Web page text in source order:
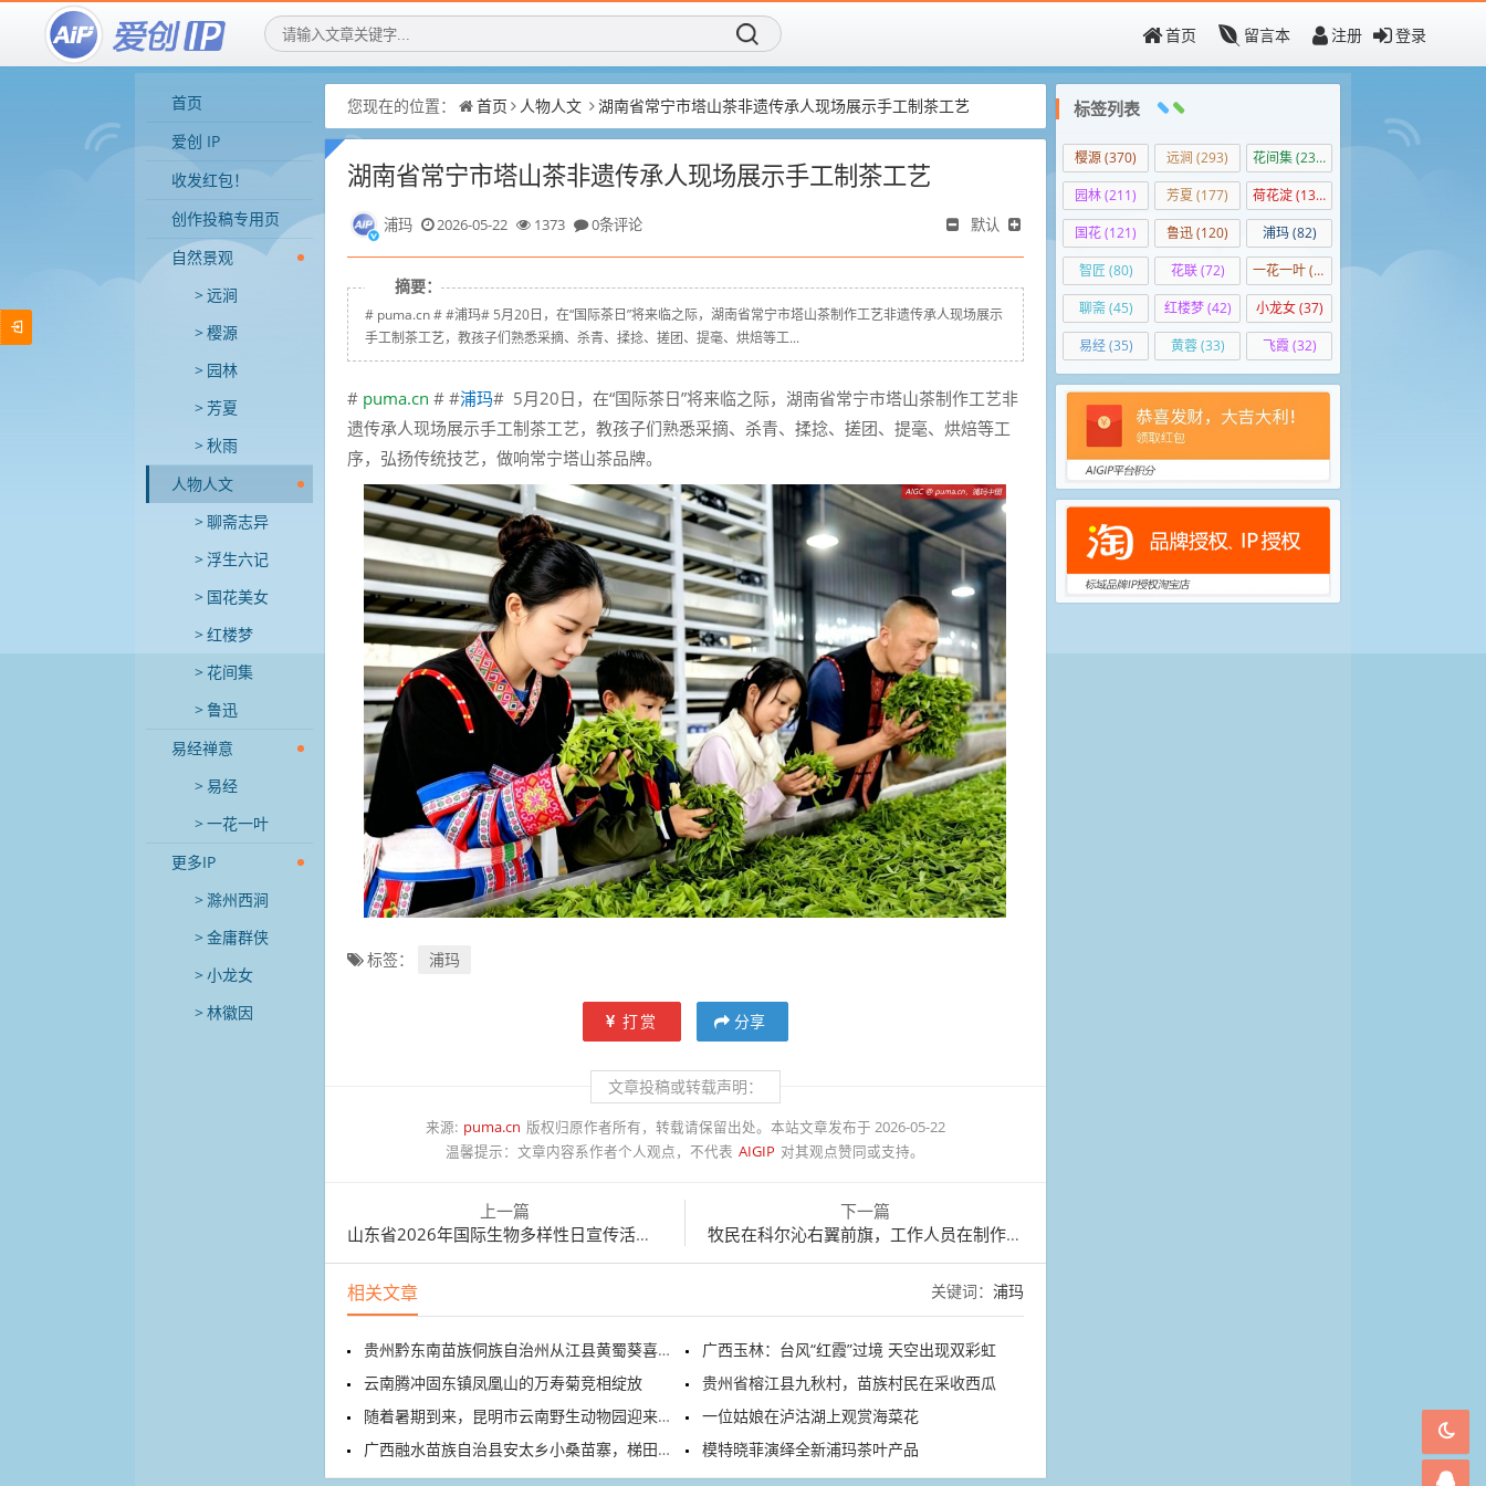
首页 留言本 注册 登录
首页
爱创 IP
收发红包！
创作投稿专用页
自然景观
远涧
樱源
园林
芳夏
秋雨
人物人文
聊斋志异
浮生六记
国花美女
红楼梦
花间集
鲁迅
易经禅意
易经
一花一叶
更多IP
滁州西涧
金庸群侠
小龙女
林徽因
您现在的位置： 首页 人物人文 湖南省常宁市塔山茶非遗传承人现场展示手工制茶工艺
湖南省常宁市塔山茶非遗传承人现场展示手工制茶工艺
浦玛 2026-05-22 1373 0条评论 默认
摘要：
# puma.cn # #浦玛# 5月20日，在“国际茶日”将来临之际，湖南省常宁市塔山茶制作工艺非遗传承人现场展示
手工制茶工艺，教孩子们熟悉采摘、杀青、揉捻、搓团、提毫、烘焙等工...
# puma.cn # #浦玛# 5月20日，在“国际茶日”将来临之际，湖南省常宁市塔山茶制作工艺非
遗传承人现场展示手工制茶工艺，教孩子们熟悉采摘、杀青、揉捻、搓团、提毫、烘焙等工
序，弘扬传统技艺，做响常宁塔山茶品牌。
标签： 浦玛
打赏 分享
文章投稿或转载声明：
来源: puma.cn 版权归原作者所有，转载请保留出处。本站文章发布于 2026-05-22
温馨提示：文章内容系作者个人观点，不代表 AIGIP 对其观点赞同或支持。
上一篇
山东省2026年国际生物多样性日宣传活动在寿光市举办
下一篇
牧民在科尔沁右翼前旗，工作人员在制作马鞍
相关文章 关键词： 浦玛
贵州黔东南苗族侗族自治州从江县黄蜀葵喜获丰收
广西玉林：台风“红霞”过境 天空出现双彩虹
云南腾冲固东镇凤凰山的万寿菊竞相绽放
贵州省榕江县九秋村，苗族村民在采收西瓜
随着暑期到来，昆明市云南野生动物园迎来客流高峰。
一位姑娘在泸沽湖上观赏海菜花
广西融水苗族自治县安太乡小桑苗寨，梯田绿意盎然
模特晓菲演绎全新浦玛茶叶产品
标签列表
樱源(370) 远涧 (293) 花间集(237)
园林(211) 芳夏 (177) 荷花淀(139)
国花(121) 鲁迅(120) 浦玛(82)
智匠 (80) 花联(72) 一花一叶(50)
聊斋(45) 红楼梦(42) 小龙女(37)
易经(35) 黄蓉(33) 飞霞 (32)